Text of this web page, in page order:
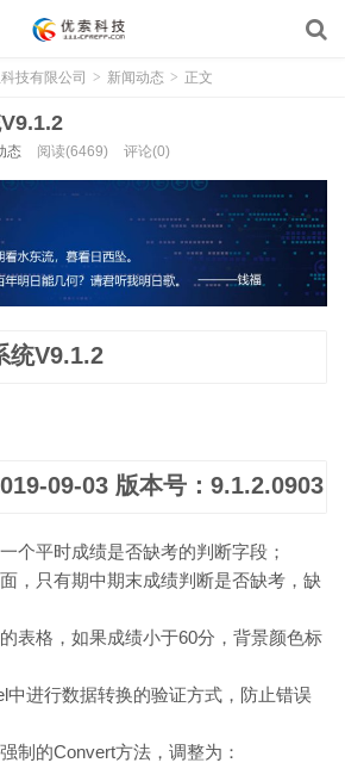
技有限公司 > 新闻动态 > 正文
态 阅读(6469) 评论(0)
统V9.1.2
09-03 版本号：9.1.2.0903
个平时成绩是否缺考的判断字段；
，只有期中期末成绩判断是否缺考，缺
表格，如果成绩小于60分，背景颜色标
中进行数据转换的验证方式，防止错误
制的Convert方法，调整为：